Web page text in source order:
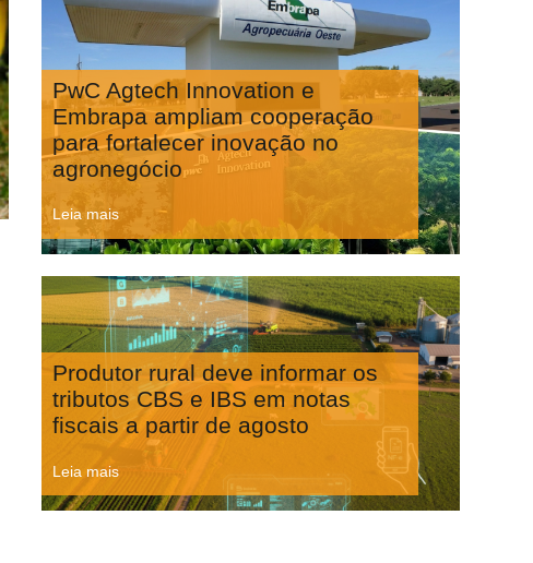
PwC Agtech Innovation e
Embrapa ampliam cooperação
para fortalecer inovação no
agronegócio
Leia mais
Produtor rural deve informar os
tributos CBS e IBS em notas
fiscais a partir de agosto
Leia mais